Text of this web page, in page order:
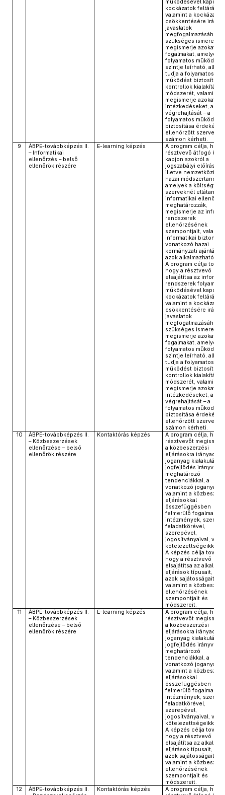
működésével
kockázatok
valamint a kockázatok
csökkentésére
javaslatok
megfogalmazásához
szükséges
megismerje azokat a
fogalmakat,
folyamatos működés
szintje leírható,
tudja a folyamatos
működést biztosító
kontrollok
módszerét, valamint
megismerje azokat az
intézkedéseket,
végrehajtását – a
folyamatos működés
biztosítása
ellenőrzött
számon kérheti.
9
ÁBPE-továbbképzés II.
– Informatikai
ellenőrzés – belső
ellenőrök részére
E-learning képzés
A program célja, hogy
résztvevő átfogó
kapjon azokról a
jogszabályi
illetve nemzetközi és
hazai
amelyek a
szerveknél ellátandó
informatikai
meghatározzák,
megismerje az
rendszerek
ellenőrzésének
szempontjait,
informatikai
vonatkozó hazai
kormányzati
azok
A program célja
hogy a résztvevő
elsajátítsa az
rendszerek
működésével
kockázatok
valamint a kockázatok
csökkentésére
javaslatok
megfogalmazásához
szükséges
megismerje azokat a
fogalmakat,
folyamatos működés
szintje leírható,
tudja a folyamatos
működést biztosító
kontrollok
módszerét, valamint
megismerje azokat az
intézkedéseket,
végrehajtását – a
folyamatos működés
biztosítása
ellenőrzött
számon kérheti.
10
ÁBPE-továbbképzés II.
– Közbeszerzések
ellenőrzése – belső
ellenőrök részére
Kontaktórás képzés
A program célja, hogy
résztvevőt
a közbeszerzési
eljárásokra irányadó
joganyag
jogfejlődés
meghatározó
tendenciákkal, a
vonatkozó
valamint a
eljárásokkal
összefüggésben
felmerülő fogalmak,
intézmények,
feladatkörével,
szerepével,
jogosítványaival,
kötelezettségeikkel.
A képzés célja
hogy a résztvevő
elsajátítsa az
eljárások típusait,
azok sajátosságait,
valamint a
ellenőrzésének
szempontjait és
módszereit.
11
ÁBPE-továbbképzés II.
– Közbeszerzések
ellenőrzése – belső
ellenőrök részére
E-learning képzés
A program célja, hogy
résztvevőt
a közbeszerzési
eljárásokra irányadó
joganyag
jogfejlődés
meghatározó
tendenciákkal, a
vonatkozó
valamint a
eljárásokkal
összefüggésben
felmerülő fogalmak,
intézmények,
feladatkörével,
szerepével,
jogosítványaival,
kötelezettségeikkel.
A képzés célja
hogy a résztvevő
elsajátítsa az
eljárások típusait,
azok sajátosságait,
valamint a
ellenőrzésének
szempontjait és
módszereit.
12
ÁBPE-továbbképzés II.
Kontaktórás képzés
A program célja, hogy